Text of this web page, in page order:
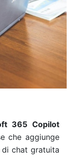
365 Copilot
che aggiunge
chat gratuita